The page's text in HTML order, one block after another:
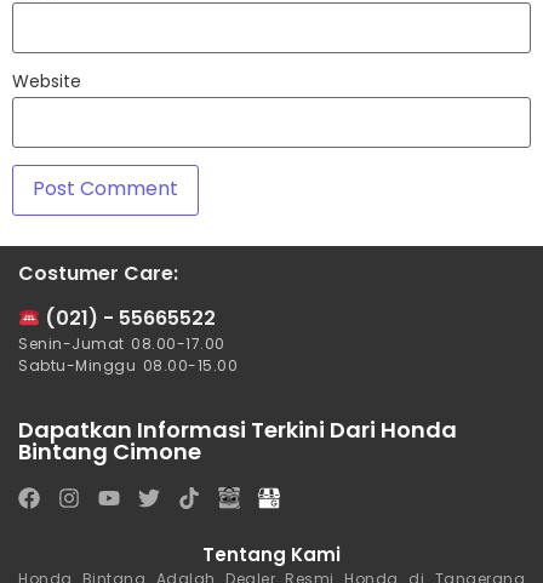
Website
Costumer Care:
(021) - 55665522
Senin-Jumat 08.00-17.00
Sabtu-Minggu 08.00-15.00
Dapatkan Informasi Terkini Dari Honda
Bintang Cimone
Tentang Kami